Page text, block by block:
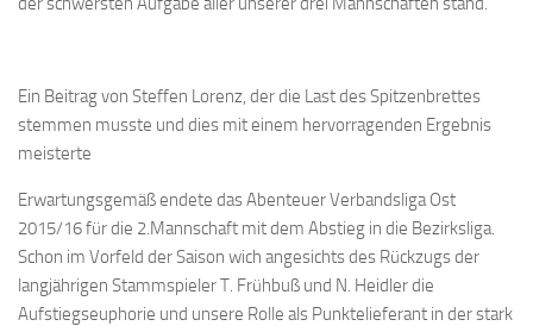
Bonner Schnellschachturniere
Mannschaften
2. Mannschaft
3. Mannschaft
4. Mannschaft
Ein Beitrag von Steffen Lorenz, der die Last des Spitzenbrettes
stemmen musste und dies mit einem hervorragenden Ergebnis
meisterte
Erwartungsgemäß endete das Abenteuer Verbandsliga Ost
2015/16 für die 2.Mannschaft mit dem Abstieg in die Bezirksliga.
Schon im Vorfeld der Saison wich angesichts des Rückzugs der
langjährigen Stammspieler T. Frühbuß und N. Heidler die
Aufstiegseuphorie und unsere Rolle als Punktelieferant in der stark